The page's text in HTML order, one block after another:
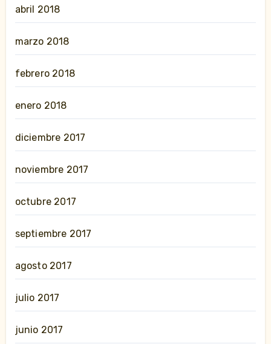
abril 2018
marzo 2018
febrero 2018
enero 2018
diciembre 2017
noviembre 2017
octubre 2017
septiembre 2017
agosto 2017
julio 2017
junio 2017